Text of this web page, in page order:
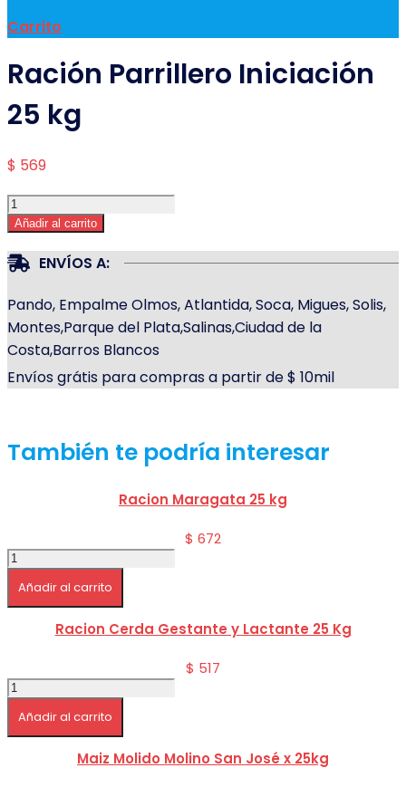
Carrito
Ración Parrillero Iniciación
25 kg
$ 569
Ración
Parrillero
Iniciación
25
kg
Añadir al carrito
ENVÍOS A:
Pando, Empalme Olmos, Atlantida, Soca, Migues, Solis,
Montes,Parque del Plata,Salinas,Ciudad de la
Costa,Barros Blancos
Envíos grátis para compras a partir de $ 10mil
También te podría interesar
Racion Maragata 25 kg
$ 672
Racion
Maragata
25
kg
Añadir al carrito
Racion Cerda Gestante y Lactante 25 Kg
$ 517
Racion
Cerda
Gestante
y
Añadir al carrito
Maiz Molido Molino San José x 25kg